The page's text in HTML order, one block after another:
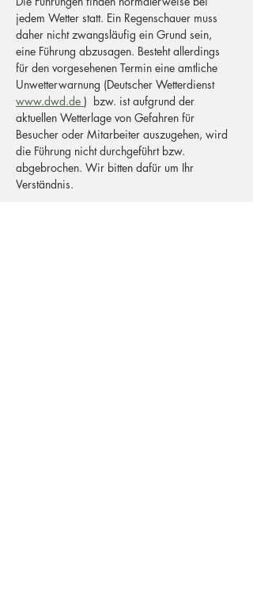
jedem Wetter statt. Ein Regenschauer muss
daher nicht zwangsläufig ein Grund sein,
eine Führung abzusagen. Besteht allerdings
für den vorgesehenen Termin eine amtliche
Unwetterwarnung (Deutscher Wetterdienst
www.dwd.de )  bzw. ist aufgrund der
aktuellen Wetterlage von Gefahren für
Besucher oder Mitarbeiter auszugehen, wird
die Führung nicht durchgeführt bzw.
abgebrochen. Wir bitten dafür um Ihr
Verständnis.